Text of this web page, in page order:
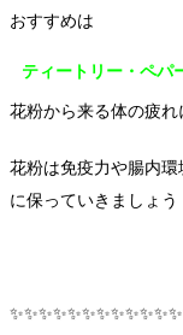
おすすめは
ティートリー・ペパ
花粉から来る体の疲
花粉は免疫力や腸内
に保っていきましょう